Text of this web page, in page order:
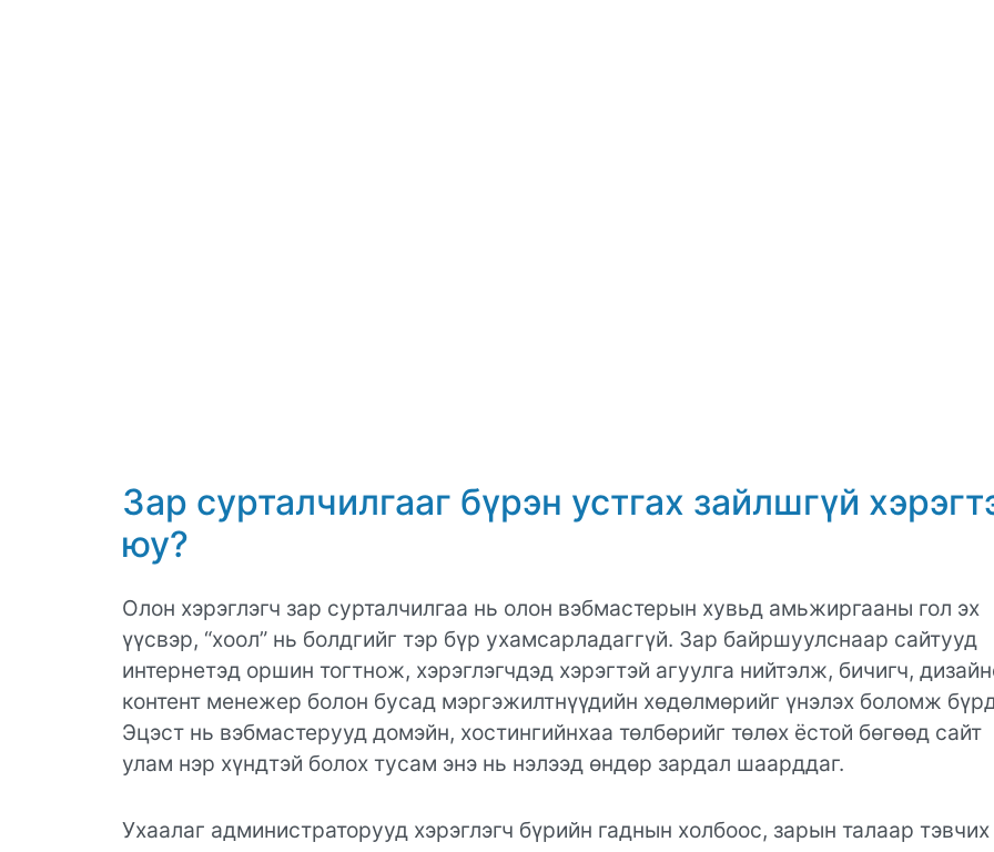
Зар сурталчилгааг бүрэн устгах зайлшгүй
юу?
Олон хэрэглэгч зар сурталчилгаа нь олон вэбмастерын хувьд амьжиргааны гол эх
үүсвэр, “хоол” нь болдгийг тэр бүр ухамсарладаггүй. Зар байршуулснаар сайтууд
интернетэд оршин тогтнож, хэрэглэгчдэд хэрэгтэй агуулга нийтэлж, бичигч,
контент менежер болон бусад мэргэжилтнүүдийн хөдөлмөрийг үнэлэх боломж
Эцэст нь вэбмастерууд домэйн, хостингийнхаа төлбөрийг төлөх ёстой бөгөөд сайт
улам нэр хүндтэй болох тусам энэ нь нэлээд өндөр зардал шаарддаг.
Ухаалаг администраторууд хэрэглэгч бүрийн гаднын холбоос, зарын талаар тэвчих